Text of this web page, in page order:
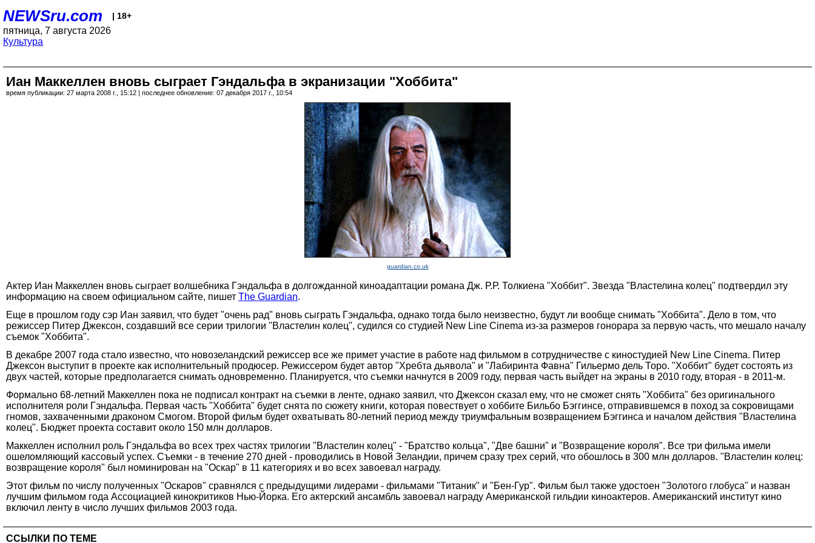
NEWSru.com | 18+
пятница, 7 августа 2026
Культура
Иан Маккеллен вновь сыграет Гэндальфа в экранизации "Хоббита"
время публикации: 27 марта 2008 г., 15:12 | последнее обновление: 07 декабря 2017 г., 10:54
guardian.co.uk
Актер Иан Маккеллен вновь сыграет волшебника Гэндальфа в долгожданной киноадаптации романа Дж. Р.Р. Толкиена "Хоббит". Звезда "Властелина колец" подтвердил эту
информацию на своем официальном сайте, пишет The Guardian.
Еще в прошлом году сэр Иан заявил, что будет "очень рад" вновь сыграть Гэндальфа, однако тогда было неизвестно, будут ли вообще снимать "Хоббита". Дело в том, что
режиссер Питер Джексон, создавший все серии трилогии "Властелин колец", судился со студией New Line Cinema из-за размеров гонорара за первую часть, что мешало началу
съемок "Хоббита".
В декабре 2007 года стало известно, что новозеландский режиссер все же примет участие в работе над фильмом в сотрудничестве с киностудией New Line Cinema. Питер
Джексон выступит в проекте как исполнительный продюсер. Режиссером будет автор "Хребта дьявола" и "Лабиринта Фавна" Гильермо дель Торо. "Хоббит" будет состоять из
двух частей, которые предполагается снимать одновременно. Планируется, что съемки начнутся в 2009 году, первая часть выйдет на экраны в 2010 году, вторая - в 2011-м.
Формально 68-летний Маккеллен пока не подписал контракт на съемки в ленте, однако заявил, что Джексон сказал ему, что не сможет снять "Хоббита" без оригинального
исполнителя роли Гэндальфа. Первая часть "Хоббита" будет снята по сюжету книги, которая повествует о хоббите Бильбо Бэггинсе, отправившемся в поход за сокровищами
гномов, захваченными драконом Смогом. Второй фильм будет охватывать 80-летний период между триумфальным возвращением Бэггинса и началом действия "Властелина
колец". Бюджет проекта составит около 150 млн долларов.
Маккеллен исполнил роль Гэндальфа во всех трех частях трилогии "Властелин колец" - "Братство кольца", "Две башни" и "Возвращение короля". Все три фильма имели
ошеломляющий кассовый успех. Съемки - в течение 270 дней - проводились в Новой Зеландии, причем сразу трех серий, что обошлось в 300 млн долларов. "Властелин колец:
возвращение короля" был номинирован на "Оскар" в 11 категориях и во всех завоевал награду.
Этот фильм по числу полученных "Оскаров" сравнялся с предыдущими лидерами - фильмами "Титаник" и "Бен-Гур". Фильм был также удостоен "Золотого глобуса" и назван
лучшим фильмом года Ассоциацией кинокритиков Нью-Йорка. Его актерский ансамбль завоевал награду Американской гильдии киноактеров. Американский институт кино
включил ленту в число лучших фильмов 2003 года.
ССЫЛКИ ПО ТЕМЕ